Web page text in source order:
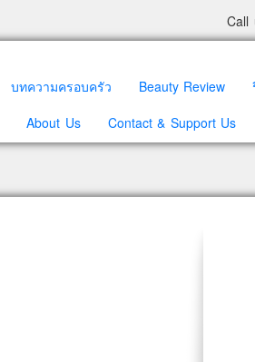
Call
บทความครอบครัว Beauty Review
About Us Contact & Support Us